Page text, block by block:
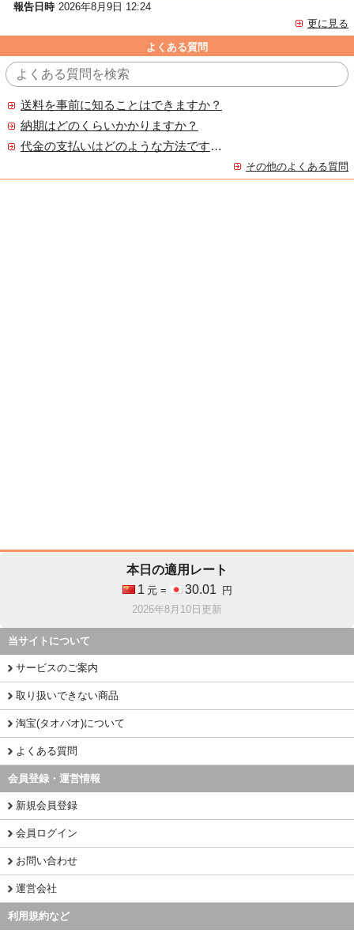
報告日時 2026年8月9日 12:24
更に見る
よくある質問
送料を事前に知ることはできますか？
納期はどのくらいかかりますか？
代金の支払いはどのような方法ですか？
その他のよくある質問
本日の適用レート
1 元 = 30.01
円
2026年8月10日更新
当サイトについて
サービスのご案内
取り扱いできない商品
淘宝(タオバオ)について
よくある質問
会員登録・運営情報
新規会員登録
会員ログイン
お問い合わせ
運営会社
利用規約など